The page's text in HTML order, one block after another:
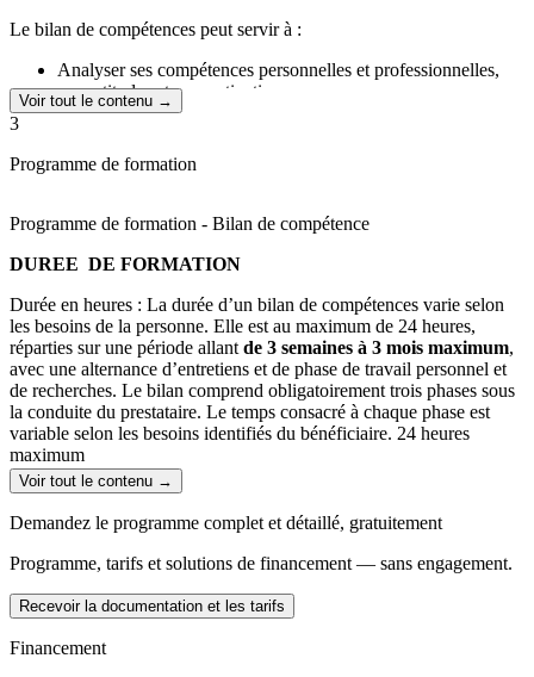
Le bilan de compétences peut servir à :
Analyser ses compétences personnelles et professionnelles,
ses aptitudes et ses motivations,
Faire le point, à un instant précis, sur une situation
faiblesses, en lien avec le projet professionnel envisagé,
Définir son projet professionnel et, le cas échéant, un projet de
Utiliser ses atouts comme un instrument de négociation pour
Voir tout le contenu →
3
Programme de formation
Programme de formation - Bilan de compétence
DUREE DE FORMATION
Durée en heures : La durée d’un bilan de compétences varie selon
les besoins de la personne. Elle est au maximum de 24 heures,
réparties sur une période allant de 3 semaines à 3 mois maximum,
avec une alternance d’entretiens et de phase de travail personnel et
de recherches. Le bilan comprend obligatoirement trois phases sous
la conduite du prestataire. Le temps consacré à chaque phase est
variable selon les besoins identifiés du bénéficiaire. 24 heures
maximum
PUBLIC CONCERNE
Le bilan de compétences est le parcours qu’il vous faut , si vous
souhaitez :
Évoluer dans l’entreprise
Préparer une reconversion professionnelle
Élaborer ou vérifier un projet (d’évolution) professionnel
Voir tout le contenu →
Demandez le programme complet et détaillé, gratuitement
Programme, tarifs et solutions de financement — sans engagement.
Recevoir la documentation et les tarifs
Financement